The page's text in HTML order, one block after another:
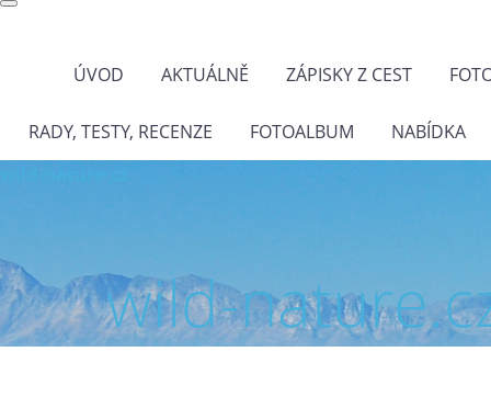
ÚVOD AKTUÁLNĚ ZÁPISKY Z CEST
RADY, TESTY, RECENZE FOTOALBUM NABÍDKA
wild-